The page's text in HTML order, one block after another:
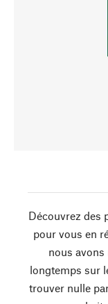
Découvrez des
pour vous en
nous
longtemps sur
trouver nulle